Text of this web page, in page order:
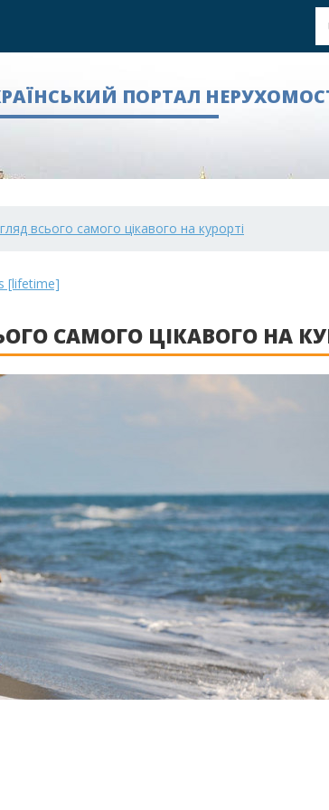
ПОРТАЛ
всього самого цікавого на курорті
САМОГО ЦІКАВОГО НА